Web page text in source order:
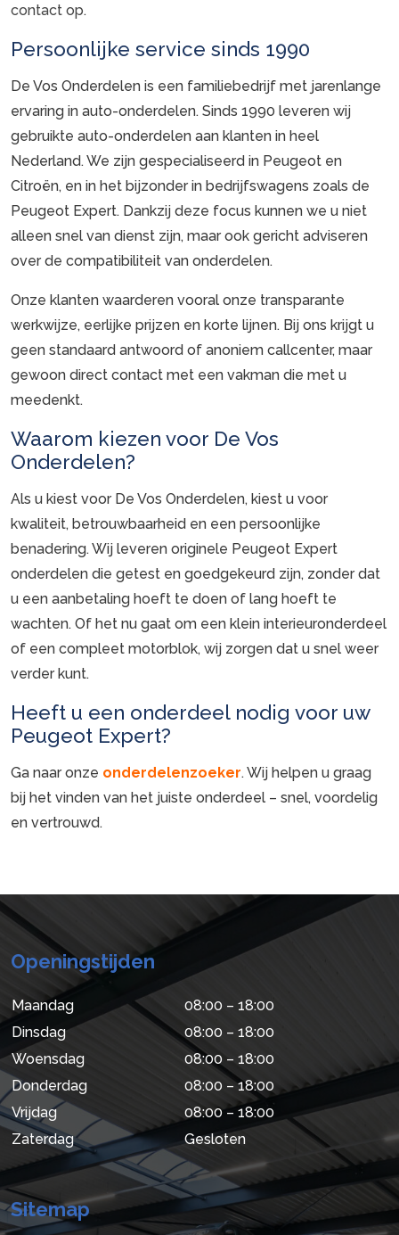
contact op.
Persoonlijke service sinds 1990
De Vos Onderdelen is een familiebedrijf met jarenlange
ervaring in auto-onderdelen. Sinds 1990 leveren wij
gebruikte auto-onderdelen aan klanten in heel
Nederland. We zijn gespecialiseerd in Peugeot en
Citroën, en in het bijzonder in bedrijfswagens zoals de
Peugeot Expert. Dankzij deze focus kunnen we u niet
alleen snel van dienst zijn, maar ook gericht adviseren
over de compatibiliteit van onderdelen.
Onze klanten waarderen vooral onze transparante
werkwijze, eerlijke prijzen en korte lijnen. Bij ons krijgt u
geen standaard antwoord of anoniem callcenter, maar
gewoon direct contact met een vakman die met u
meedenkt.
Waarom kiezen voor De Vos
Onderdelen?
Als u kiest voor De Vos Onderdelen, kiest u voor
kwaliteit, betrouwbaarheid en een persoonlijke
benadering. Wij leveren originele Peugeot Expert
onderdelen die getest en goedgekeurd zijn, zonder dat
u een aanbetaling hoeft te doen of lang hoeft te
wachten. Of het nu gaat om een klein interieuronderdeel
of een compleet motorblok, wij zorgen dat u snel weer
verder kunt.
Heeft u een onderdeel nodig voor uw
Peugeot Expert?
Ga naar onze onderdelenzoeker. Wij helpen u graag
bij het vinden van het juiste onderdeel – snel, voordelig
en vertrouwd.
Openingstijden
Maandag
08:00 – 18:00
Dinsdag
08:00 – 18:00
Woensdag
08:00 – 18:00
Donderdag
08:00 – 18:00
Vrijdag
08:00 – 18:00
Zaterdag
Gesloten
Sitemap